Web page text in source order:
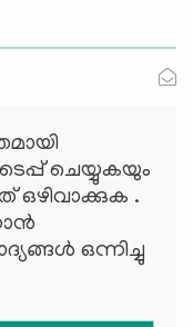
ചെയ്യുകയും
ഒഴിവാക്കുക .
ഒന്നിച്ചു